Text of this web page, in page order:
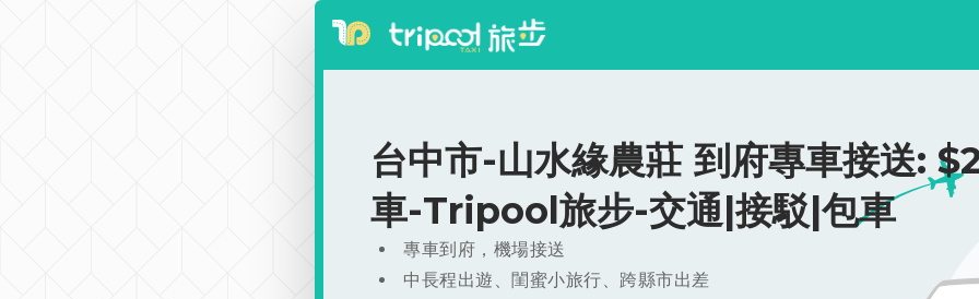
台中市-山水緣農莊 到府專車接送:
車-Tripool旅步-交通|接駁|包車
專車到府，機場接送
中長程出遊、閨蜜小旅行、跨縣市出差